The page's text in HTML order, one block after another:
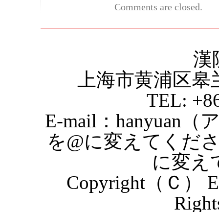
Comments are closed.
漢
上海市黄浦区
TEL:
E-mail：hanyuan（
を@に変えてく
に変え
Copyright（Ｃ）